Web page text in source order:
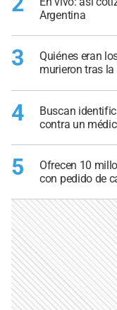
Argentina
3
Quiénes eran
murieron tras
4
Buscan
contra un
5
Ofrecen 10
con pedido de